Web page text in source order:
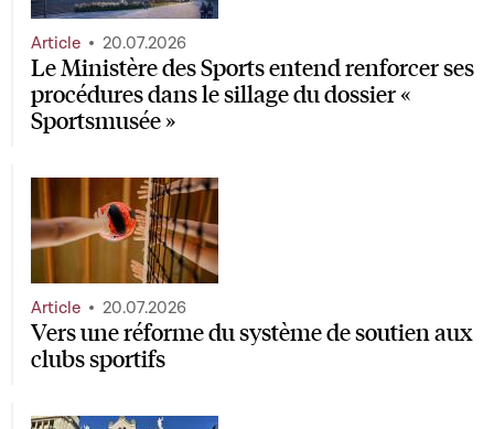
Le Ministère des Sports entend renforcer ses
procédures dans le sillage du dossier «
Sportsmusée »
Article 20.07.2026
Vers une réforme du système de soutien aux
clubs sportifs
Article 20.07.2026